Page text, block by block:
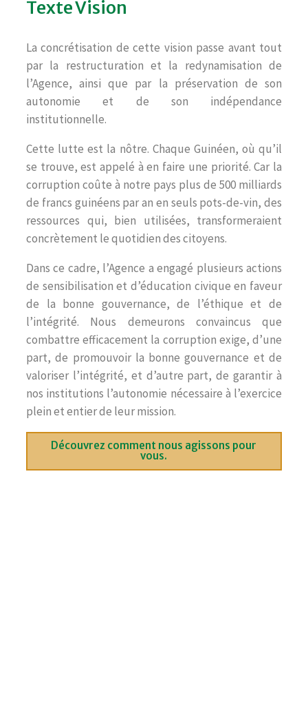
Texte Vision
La concrétisation de cette vision passe avant tout
par la restructuration et la redynamisation de
l’Agence, ainsi que par la préservation de son
autonomie et de son indépendance
institutionnelle.
Cette lutte est la nôtre. Chaque Guinéen, où qu’il
se trouve, est appelé à en faire une priorité. Car la
corruption coûte à notre pays plus de 500 milliards
de francs guinéens par an en seuls pots-de-vin, des
ressources qui, bien utilisées, transformeraient
concrètement le quotidien des citoyens.
Dans ce cadre, l’Agence a engagé plusieurs actions
de sensibilisation et d’éducation civique en faveur
de la bonne gouvernance, de l’éthique et de
l’intégrité. Nous demeurons convaincus que
combattre efficacement la corruption exige, d’une
part, de promouvoir la bonne gouvernance et de
valoriser l’intégrité, et d’autre part, de garantir à
nos institutions l’autonomie nécessaire à l’exercice
plein et entier de leur mission.
Découvrez comment nous agissons pour
vous.